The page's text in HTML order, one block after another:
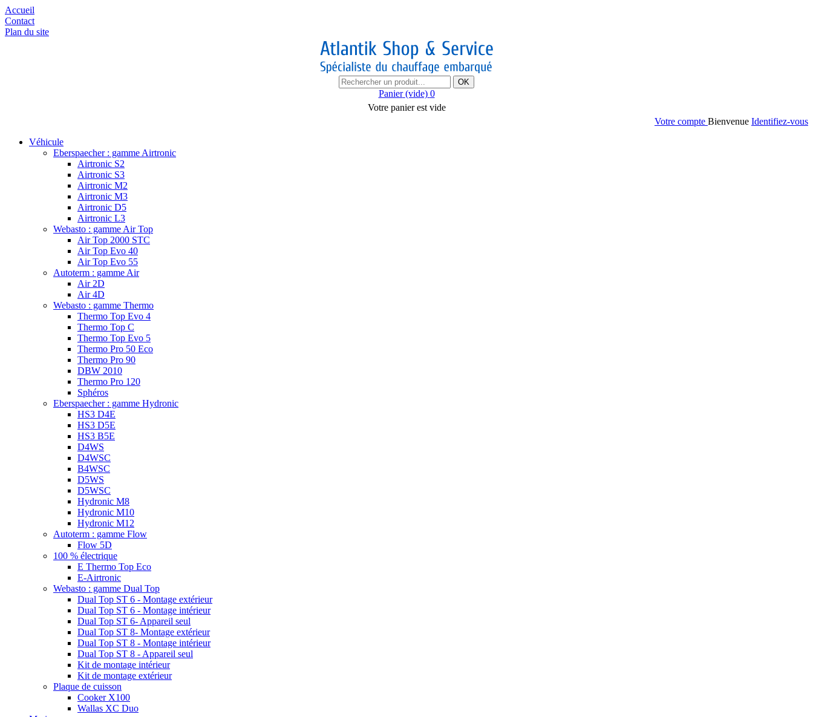
Accueil
Contact
Plan du site
OK
Panier (vide) 0
Votre panier est vide
Votre compte Bienvenue Identifiez-vous
Véhicule
Eberspaecher : gamme Airtronic
Airtronic S2
Airtronic S3
Airtronic M2
Airtronic M3
Airtronic D5
Airtronic L3
Webasto : gamme Air Top
Air Top 2000 STC
Air Top Evo 40
Air Top Evo 55
Autoterm : gamme Air
Air 2D
Air 4D
Webasto : gamme Thermo
Thermo Top Evo 4
Thermo Top C
Thermo Top Evo 5
Thermo Pro 50 Eco
Thermo Pro 90
DBW 2010
Thermo Pro 120
Sphéros
Eberspaecher : gamme Hydronic
HS3 D4E
HS3 D5E
HS3 B5E
D4WS
D4WSC
B4WSC
D5WS
D5WSC
Hydronic M8
Hydronic M10
Hydronic M12
Autoterm : gamme Flow
Flow 5D
100 % électrique
E Thermo Top Eco
E-Airtronic
Webasto : gamme Dual Top
Dual Top ST 6 - Montage extérieur
Dual Top ST 6 - Montage intérieur
Dual Top ST 6- Appareil seul
Dual Top ST 8- Montage extérieur
Dual Top ST 8 - Montage intérieur
Dual Top ST 8 - Appareil seul
Kit de montage intérieur
Kit de montage extérieur
Plaque de cuisson
Cooker X100
Wallas XC Duo